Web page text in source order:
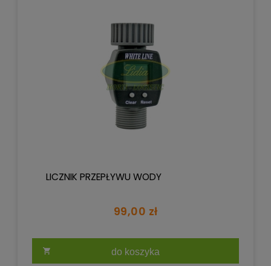
LICZNIK PRZEPŁYWU WODY
99,00 zł
do koszyka